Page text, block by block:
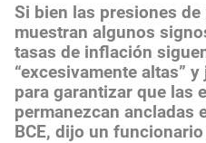
Si bien las presiones
muestran algunos
tasas de inflación
“excesivamente altas”
para garantizar que las
permanezcan ancladas
BCE, dijo un